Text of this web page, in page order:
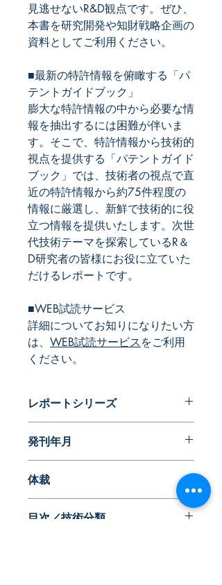
見逃せないR&D観点です。ぜひ、
本書を研究開発や知財戦略企画の
資料としてご利用ください。
■最新の特許情報を俯瞰する「パ
テントガイドブック」
膨大な特許情報の中から必要な情
報を抽出するには困難が伴いま
す。そこで、特許情報から技術的
視点を提供する「パテントガイド
ブック」では、 技術者の視点で直
近の特許情報から約75件程度の
情報に厳選し、新鮮で技術的に役
立つ情報を提供いたします。次世
代技術テーマを探索しているR＆
D研究者の皆様にお役に立ていた
だけるレポートです。
■WEB試読サービス
詳細についてお知りになりたい方
は、 WEB試読サービスをご利用
ください。
レポートシリーズ
発刊年月
体裁
※書籍版ご希望の場合は、別途送料
目次／技術分類